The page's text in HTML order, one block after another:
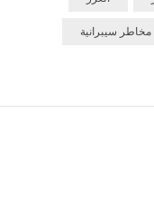
مخاطر سيبرانية